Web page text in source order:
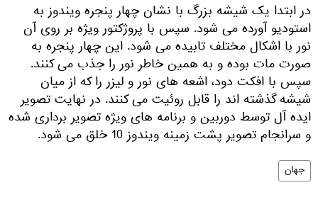
در ابتدا یک شیشه بزرگ با نشان چهار پنجره ویندوز به
استودیو آورده می شود. سپس با پروژکتور ویژه بر روی آن
نور با اشکال مختلف تابیده می شود. این چهار پنجره به
صورت مات بوده و به همین خاطر نور را جذب می کنند.
سپس با افکت دود، اشعه های نور و لیزر را که از میان
شیشه گذشته اند را قابل روئیت می کنند. در نهایت تصویر
ایده آل توسط دوربین و برنامه های ویژه تصویر برداری شده
و سرانجام تصویر پشت زمینه ویندوز 10 خلق می شود.
جهان